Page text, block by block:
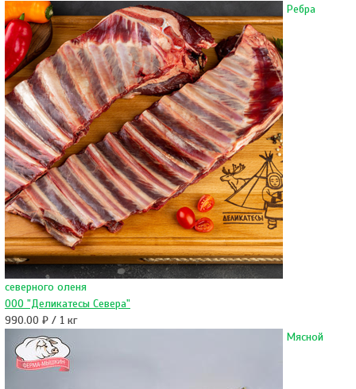
Ребра
северного оленя
ООО "Деликатесы Севера"
990.00 ₽ / 1 кг
Мясной